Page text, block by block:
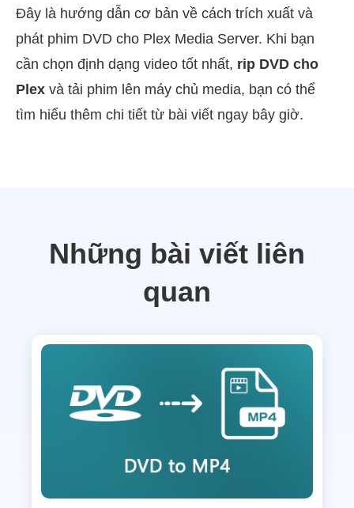
Đây là hướng dẫn cơ bản về cách trích xuất và
phát phim DVD cho Plex Media Server. Khi bạn
cần chọn định dạng video tốt nhất, rip DVD cho
Plex và tải phim lên máy chủ media, bạn có thể
tìm hiểu thêm chi tiết từ bài viết ngay bây giờ.
Những bài viết liên
quan